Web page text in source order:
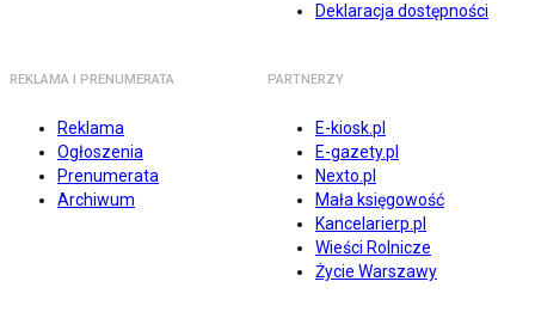
Deklaracja dostępności
REKLAMA I PRENUMERATA
Reklama
Ogłoszenia
Prenumerata
Archiwum
PARTNERZY
E-kiosk.pl
E-gazety.pl
Nexto.pl
Mała księgowość
Kancelarierp.pl
Wieści Rolnicze
Życie Warszawy